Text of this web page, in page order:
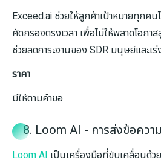
Exceed.ai ช่วยให้ลูกค้าเป้าหมายทุกค
คัดกรองตรงเวลา เพื่อไม่ให้พลาดโอกา
ช่วยลดภาระงานของ SDR มนุษย์และเ
ราคา
มีให้ตามคำขอ
8. Loom AI - การส่งข้อควา
Loom AI เป็นเครื่องมือที่ขับเคลื่อนด้